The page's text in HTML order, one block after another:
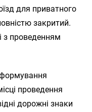
для приватного
закритий.
з проведенням
проведення
дорожні знаки